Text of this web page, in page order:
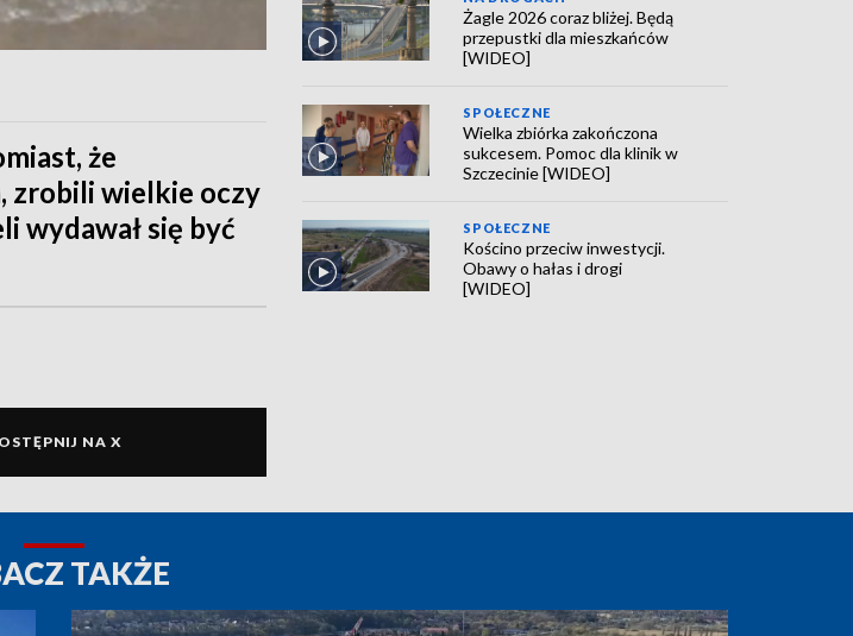
że
zrobili wielkie oczy
wydawał się być
NA X
Żagle 2026 coraz bliżej. Będą
przepustki dla mieszkańców
[WIDEO]
SPOŁECZNE
Wielka zbiórka zakończona
sukcesem. Pomoc dla klinik w
Szczecinie [WIDEO]
SPOŁECZNE
Kościno przeciw inwestycji.
Obawy o hałas i drogi
[WIDEO]
TAKŻE